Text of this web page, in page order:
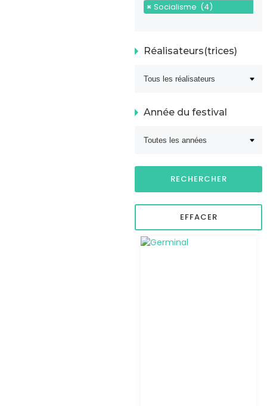
× Socialisme (4)
Réalisateurs(trices)
Année du festival